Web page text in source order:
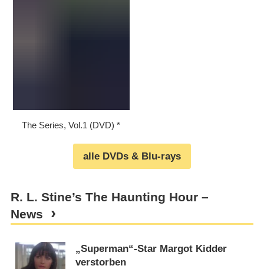
The Series, Vol.1 (DVD)
alle DVDs & Blu-rays
R. L. Stine’s The Haunting Hour –
News
„Superman“-Star Margot Kidder
verstorben